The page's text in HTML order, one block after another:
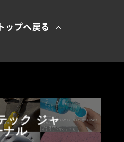
ップへ戻る
ック ジャ
ナル